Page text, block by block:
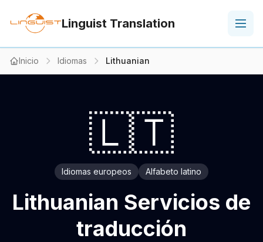
Linguist Translation
Inicio Idiomas Lithuanian
🇱🇹
Idiomas europeos Alfabeto latino
Lithuanian Servicios de
traducción